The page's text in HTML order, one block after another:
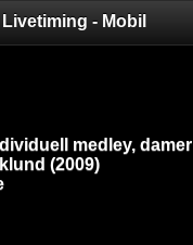
Livetiming - Mobil
medley, damer
(2009)